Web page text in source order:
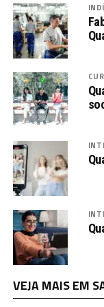
VEJA MAIS EM